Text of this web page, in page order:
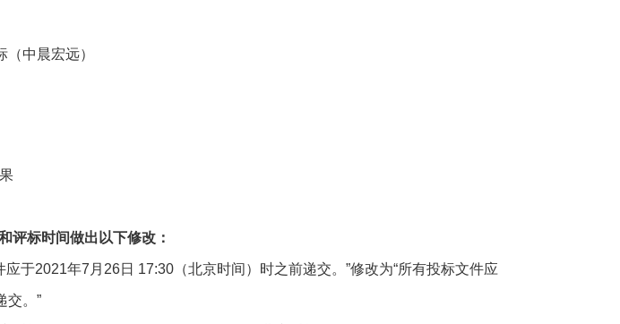
中晨宏远）
果
评标时间做出以下修改：
于2021年7月26日 17:30（北京时间）时之前递交。”修改为“所有投标文件应
交。”